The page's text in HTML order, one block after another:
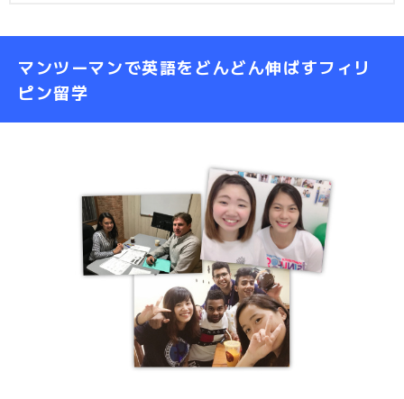
マンツーマンで英語をどんどん伸ばすフィリ
ピン留学